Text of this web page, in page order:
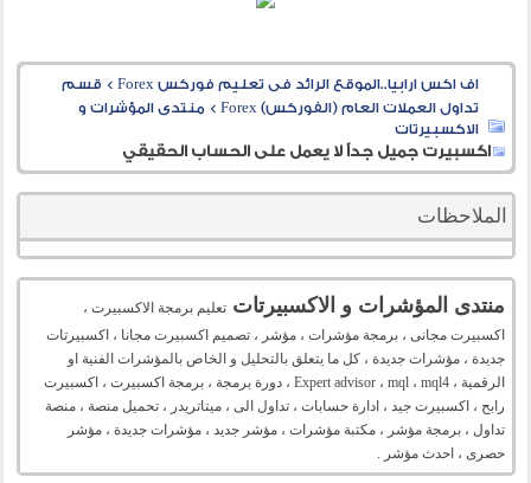
اف اكس ارابيا..الموقع الرائد فى تعليم فوركس Forex > قسم
تداول العملات العام (الفوركس) Forex
> منتدى المؤشرات و
الاكسبيرتات
اكسبيرت جميل جداً لا يعمل على الحساب الحقيقي
الملاحظات
منتدى المؤشرات و الاكسبيرتات تعليم برمجة الاكسبيرت ،
اكسبيرت مجانى ، برمجة مؤشرات ، مؤشر ، تصميم اكسبيرت مجانا ، اكسبيرتات
جديدة ، مؤشرات جديدة ، كل ما يتعلق بالتحليل و الخاص بالمؤشرات الفنية او
الرقمية ، Expert advisor ، mql ، mql4 ، دورة برمجة ، برمجة اكسبيرت ، اكسبيرت
رابح ، اكسبيرت جيد ، ادارة حسابات ، تداول الى ، ميتاتريدر ، تحميل منصة ، منصة
تداول ، برمجة مؤشر ، مكتبة مؤشرات ، مؤشر جديد ، مؤشرات جديدة ، مؤشر
حصرى ، احدث مؤشر .